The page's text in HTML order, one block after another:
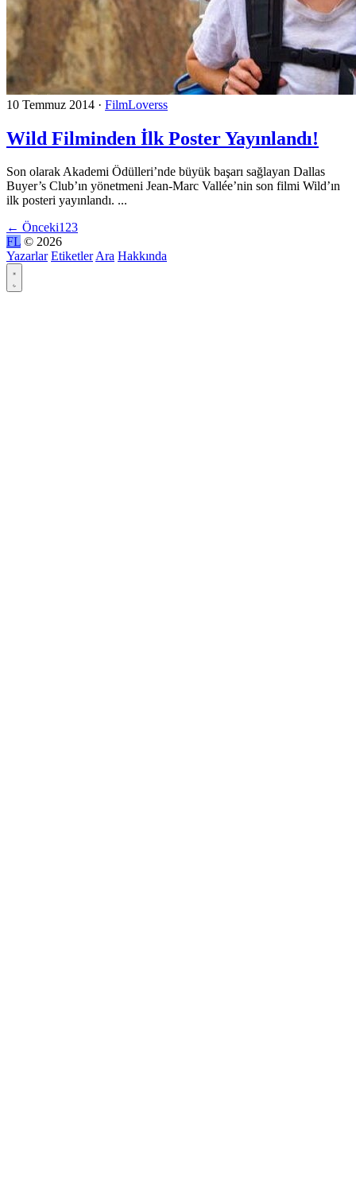
10 Temmuz 2014 · FilmLoverss
Wild Filminden İlk Poster Yayınlandı!
Son olarak Akademi Ödülleri’nde büyük başarı sağlayan Dallas
Buyer’s Club’ın yönetmeni Jean-Marc Vallée’nin son filmi Wild’ın
ilk posteri yayınlandı. ...
← Önceki123
FL © 2026
Yazarlar EtiketlerAra Hakkında